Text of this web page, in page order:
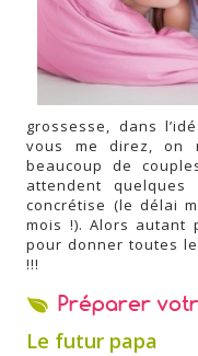
grossesse, dans
vous me direz, on
beaucoup de
attendent
concrétise (le délai
mois !). Alors autant
pour donner toutes
!!!
Préparer
Le futur papa